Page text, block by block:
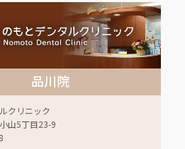
品川院
クリニック
山5丁目23-9